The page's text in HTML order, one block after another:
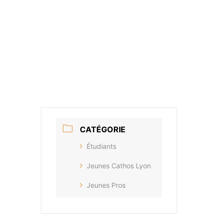
CATÉGORIE
Étudiants
Jeunes Cathos Lyon
Jeunes Pros